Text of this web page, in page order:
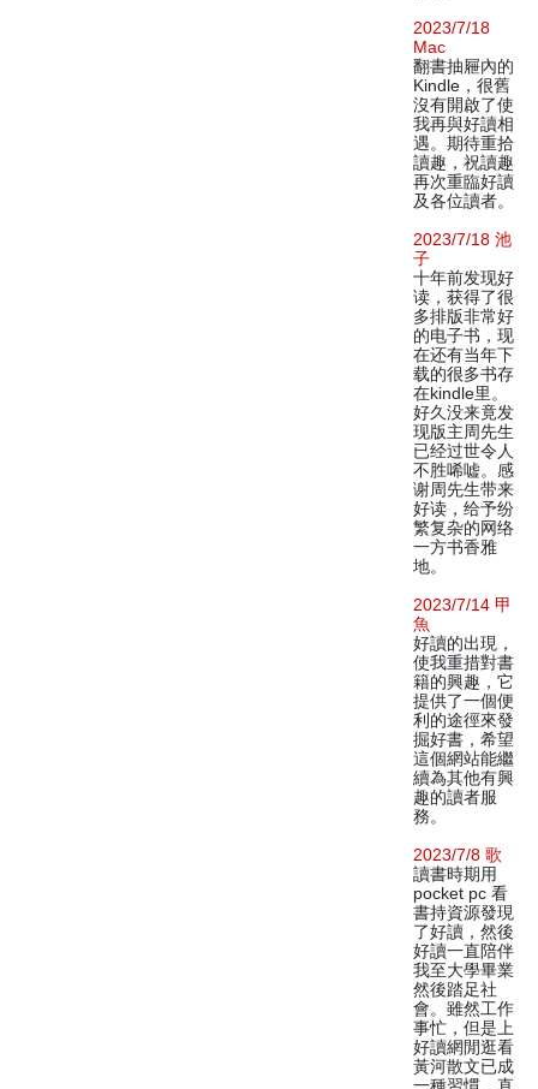
2023/7/18
Mac
翻書抽屜內的
Kindle，很舊
沒有開啟了使
我再與好讀相
遇。期待重拾
讀趣，祝讀趣
再次重臨好讀
及各位讀者。
2023/7/18 池
子
十年前发现好
读，获得了很
多排版非常好
的电子书，现
在还有当年下
载的很多书存
在kindle里。
好久没来竟发
现版主周先生
已经过世令人
不胜唏嘘。感
谢周先生带来
好读，给予纷
繁复杂的网络
一方书香雅
地。
2023/7/14 甲
魚
好讀的出現，
使我重措對書
籍的興趣，它
提供了一個便
利的途徑來發
掘好書，希望
這個網站能繼
續為其他有興
趣的讀者服
務。
2023/7/8 歌
讀書時期用
pocket pc 看
書持資源發現
了好讀，然後
好讀一直陪伴
我至大學畢業
然後踏足社
會。雖然工作
事忙，但是上
好讀網閒逛看
黃河散文已成